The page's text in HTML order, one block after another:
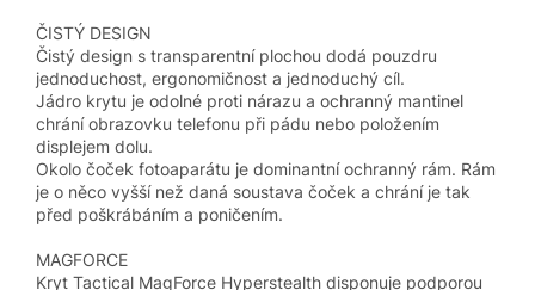
ČISTÝ DESIGN
Čistý design s transparentní plochou dodá pouzdru
jednoduchost, ergonomičnost a jednoduchý cíl.
Jádro krytu je odolné proti nárazu a ochranný mantinel
chrání obrazovku telefonu při pádu nebo položením
displejem dolu.
Okolo čoček fotoaparátu je dominantní ochranný rám. Rám
je o něco vyšší než daná soustava čoček a chrání je tak
před poškrábáním a poničením.
MAGFORCE
Kryt Tactical MagForce Hyperstealth disponuje podporou